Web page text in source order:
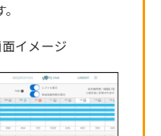
イメージ